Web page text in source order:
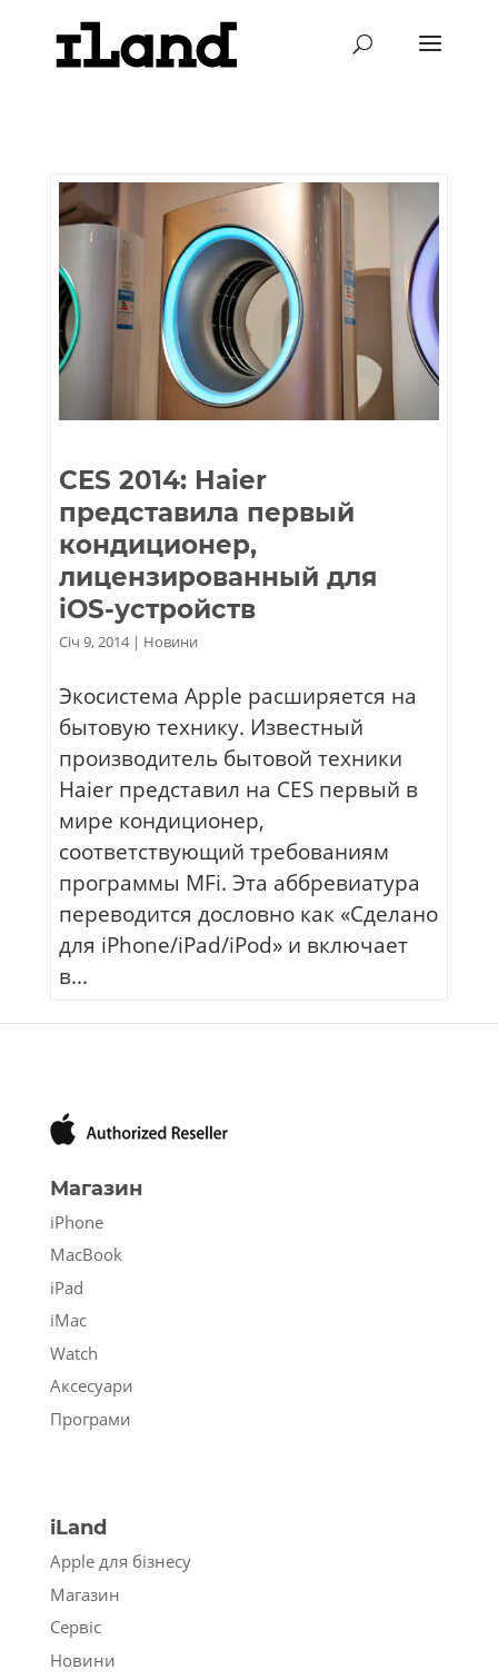
CES 2014: Haier
представила первый
кондиционер,
лицензированный для
iOS-устройств
Січ 9, 2014| Новини
Экосистема Apple расширяется на
бытовую технику. Известный
производитель бытовой техники
Haier представил на CES первый в
мире кондиционер,
соответствующий требованиям
программы MFi. Эта аббревиатура
переводится дословно как «Сделано
для iPhone/iPad/iPod» и включает
в...
Магазин
iPhone
MacBook
iPad
iMac
Watch
Аксесуари
Програми
iLand
Apple для бізнесу
Магазин
Сервіс
Новини